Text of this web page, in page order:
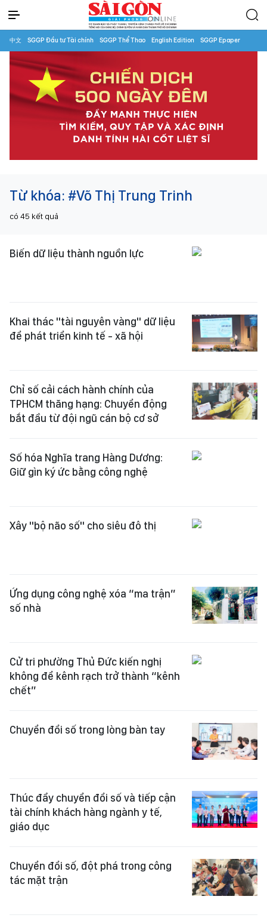
中文 SGGP Đầu tư Tài chính SGGP Thể Thao English Edition SGGP Epaper
Từ khóa: #Võ Thị Trung Trinh
có 45 kết quả
Biến dữ liệu thành nguồn lực
Khai thác "tài nguyên vàng" dữ liệu
để phát triển kinh tế - xã hội
Chỉ số cải cách hành chính của
TPHCM thăng hạng: Chuyển động
bắt đầu từ đội ngũ cán bộ cơ sở
Số hóa Nghĩa trang Hàng Dương:
Giữ gìn ký ức bằng công nghệ
Xây "bộ não số" cho siêu đô thị
Ứng dụng công nghệ xóa “ma trận”
số nhà
Cử tri phường Thủ Đức kiến nghị
không để kênh rạch trở thành “kênh
chết”
Chuyển đổi số trong lòng bàn tay
Thúc đẩy chuyển đổi số và tiếp cận
tài chính khách hàng ngành y tế,
giáo dục
Chuyển đổi số, đột phá trong công
tác mặt trận